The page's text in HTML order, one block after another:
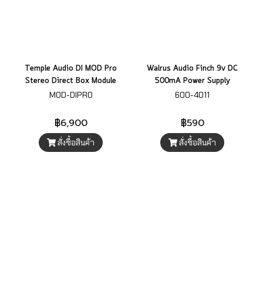
Temple Audio DI MOD Pro
Stereo Direct Box Module
MOD-DIPRO
฿6,900
สั่งซื้อสินค้า
Walrus Audio Finch 9v DC
500mA Power Supply
600-4011
฿590
สั่งซื้อสินค้า